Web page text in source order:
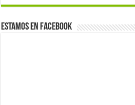
Estamos en Facebook